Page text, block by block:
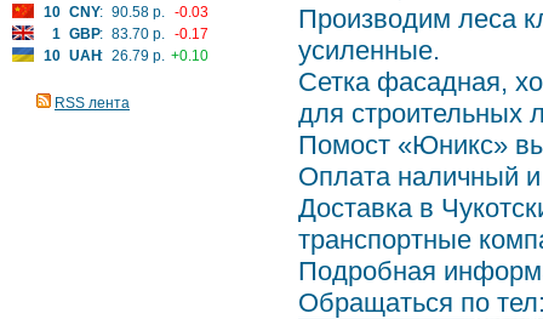
10 CNY: 90.58 р. -0.03
1 GBP: 83.70 р. -0.17
10 UAH: 26.79 р. +0.10
RSS лента
Производим леса
усиленные.
Сетка фасадная,
для строительных
Помост «Юникс»
Оплата наличный
Доставка в
транспортные
Подробная
Обращаться по